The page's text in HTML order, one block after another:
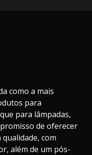
como a mais
para
para lâmpadas,
de oferecer
com
além de um pós-